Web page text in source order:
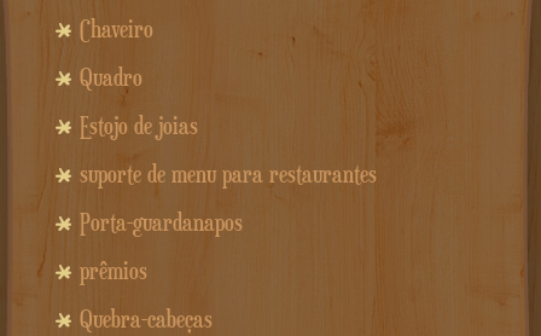
Chaveiro
Quadro
Estojo de joias
suporte de menu para restaurantes
Porta-guardanapos
prêmios
Quebra-cabeças